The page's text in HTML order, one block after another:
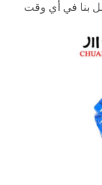
بنا في أي وقت